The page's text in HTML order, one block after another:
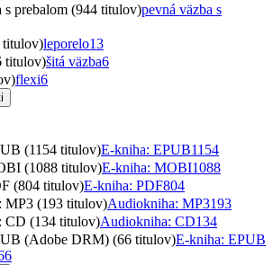
s prebalom (944 titulov)pevná väzba s
titulov)leporelo13
titulov)šitá väzba6
flexi6
(1154 titulov)E-kniha: EPUB1154
(1088 titulov)E-kniha: MOBI1088
(804 titulov)E-kniha: PDF804
MP3 (193 titulov)Audiokniha: MP3193
CD (134 titulov)Audiokniha: CD134
(Adobe DRM) (66 titulov)E-kniha: EPUB